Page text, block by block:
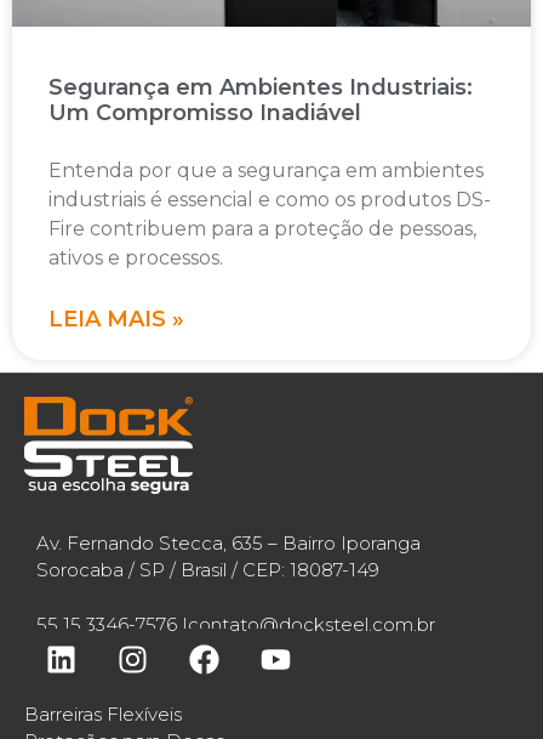
Segurança em Ambientes Industriais:
Um Compromisso Inadiável
Entenda por que a segurança em ambientes
industriais é essencial e como os produtos DS-
Fire contribuem para a proteção de pessoas,
ativos e processos.
LEIA MAIS »
Av. Fernando Stecca, 635 – Bairro Iporanga
Sorocaba / SP / Brasil / CEP: 18087-149
55 15 3346-7576 |contato@docksteel.com.br
Barreiras Flexíveis